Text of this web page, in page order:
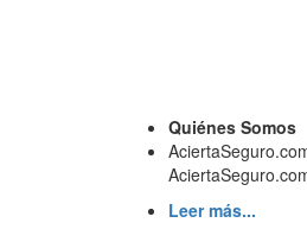
Quiénes Somos
Leer más...